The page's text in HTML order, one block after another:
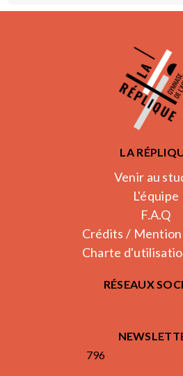
LA
Venir au
L'équipe
F.A.Q
Crédits /
Charte
RÉSEAUX
796